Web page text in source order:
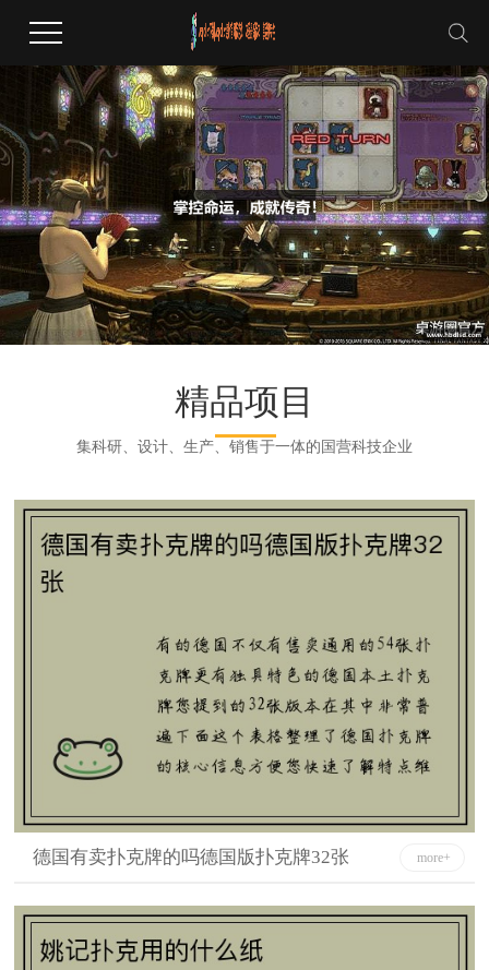
精品项目
集科研、设计、生产、销售于一体的国营科技企业
德国有卖扑克牌的吗德国版扑克牌32张 more+